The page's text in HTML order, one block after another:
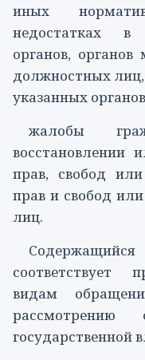
иных
недостатках в
органов,
должностных
указанных
жалобы
восстановлении
прав, свобод
прав и свобод
лиц.
соответствует
видам
рассмотрению
государственной